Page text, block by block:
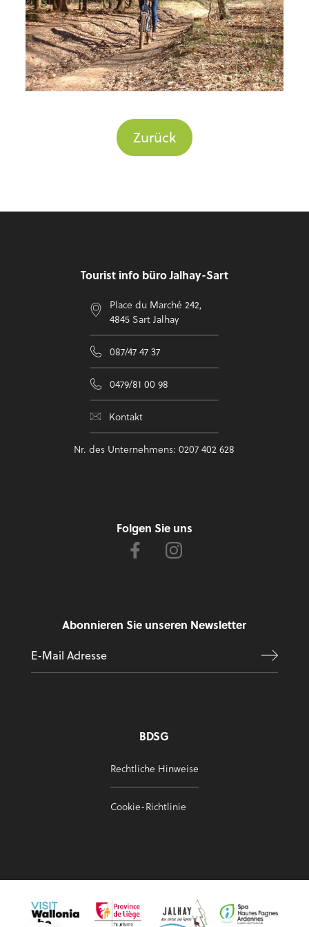
Zurück
Tourist info büro Jalhay-Sart
Place du Marché 242,
4845 Sart Jalhay
087/47 47 37
0479/81 00 98
Kontakt
Nr. des Unternehmens: 0207 402 628
Folgen Sie uns
Abonnieren Sie unseren Newsletter
BDSG
Rechtliche Hinweise
Cookie-Richtlinie